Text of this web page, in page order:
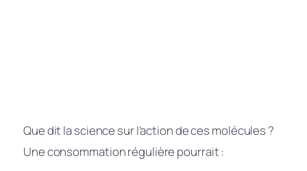
Que dit la science sur l’action de ces molécules ?
Une consommation régulière pourrait :